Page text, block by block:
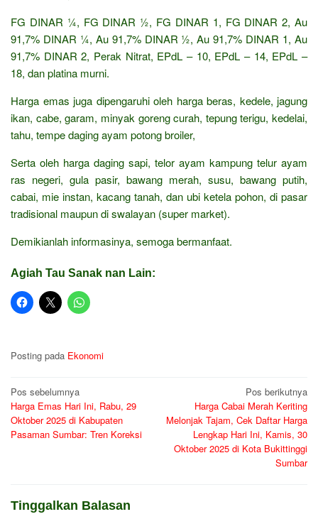
FG DINAR ¼, FG DINAR ½, FG DINAR 1, FG DINAR 2, Au
91,7% DINAR ¼, Au 91,7% DINAR ½, Au 91,7% DINAR 1, Au
91,7% DINAR 2, Perak Nitrat, EPdL – 10, EPdL – 14, EPdL –
18, dan platina murni.
Harga emas juga dipengaruhi oleh harga beras, kedele, jagung
ikan, cabe, garam, minyak goreng curah, tepung terigu, kedelai,
tahu, tempe daging ayam potong broiler,
Serta oleh harga daging sapi, telor ayam kampung telur ayam
ras negeri, gula pasir, bawang merah, susu, bawang putih,
cabai, mie instan, kacang tanah, dan ubi ketela pohon, di pasar
tradisional maupun di swalayan (super market).
Demikianlah informasinya, semoga bermanfaat.
Agiah Tau Sanak nan Lain:
Posting pada Ekonomi
Navigasi
pos
Pos sebelumnya
Harga Emas Hari Ini, Rabu, 29
Oktober 2025 di Kabupaten
Pasaman Sumbar: Tren Koreksi
Pos berikutnya
Harga Cabai Merah Keriting
Melonjak Tajam, Cek Daftar Harga
Lengkap Hari Ini, Kamis, 30
Oktober 2025 di Kota Bukittinggi
Sumbar
Tinggalkan Balasan